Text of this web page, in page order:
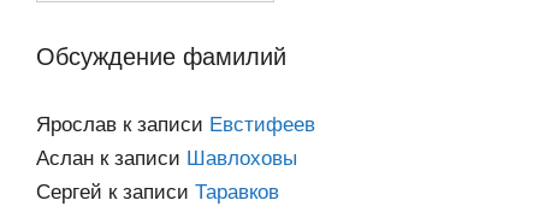
Обсуждение фамилий
Ярослав к записи Евстифеев
Аслан к записи Шавлоховы
Сергей к записи Таравков